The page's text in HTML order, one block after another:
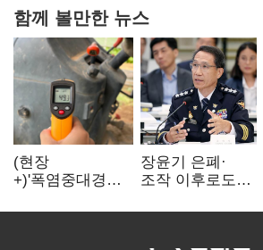
함께 볼만한 뉴스
(현장
+)'폭염중대경보'
이주노동자는
장윤기 은폐·
조작 이후로도
내부비위…경찰